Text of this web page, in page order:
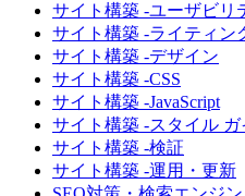
サイト構築 -ユーザビリ
サイト構築 -ライティン
サイト構築 -デザイン
サイト構築 -CSS
サイト構築 -JavaScript
サイト構築 -スタイル ガ
サイト構築 -検証
サイト構築 -運用・更新